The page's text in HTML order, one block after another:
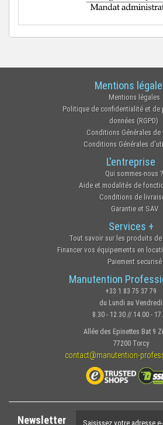
Mentions
Mentions légales
Politique de confidentialité et
données (RGPD)
Conditions Générales de
Conditions Générales
L'entreprise
Qui sommes-nous ?
Aide et modalités de
Conditions de
Garantie et SAV
Services +
Tout savoir sur les produits de
Financer vos équipements en
Paiement securisé
Manutention
+33 1 83 75 37 79
du Lundi au Vendredi
8.30 - 12.30 // 14.00 -
Allée des Epinettes Bat 9
77200 Torcy
contact@manutention-
Newsletter